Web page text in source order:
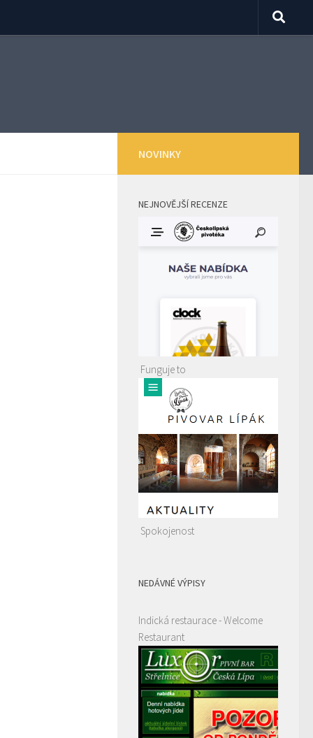
NOVINKY
NEJNOVĚJŠÍ RECENZE
Funguje to
Spokojenost
NEDÁVNÉ VÝPISY
Indická restaurace - Welcome
Restaurant